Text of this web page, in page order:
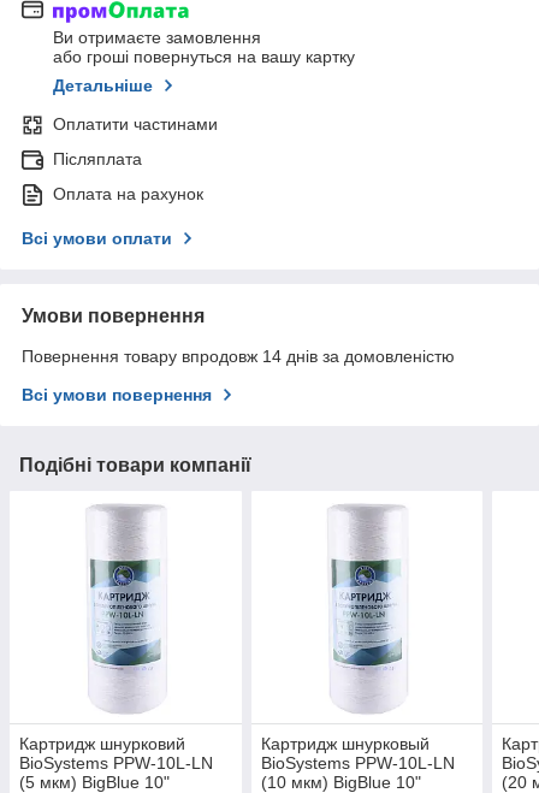
Ви отримаєте замовлення
або гроші повернуться на вашу картку
Детальніше
Оплатити частинами
Післяплата
Оплата на рахунок
Всі умови оплати
Умови повернення
Повернення товару впродовж 14 днів за домовленістю
Всі умови повернення
Подібні товари компанії
Картридж шнурковий
BioSystems PPW-10L-LN
(5 мкм) BigBlue 10"
Картридж шнурковый
BioSystems PPW-10L-LN
(10 мкм) BigBlue 10"
(20